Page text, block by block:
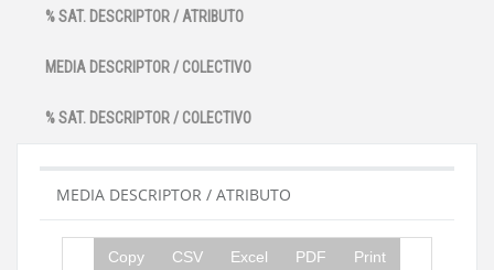
% SAT. DESCRIPTOR / ATRIBUTO
MEDIA DESCRIPTOR / COLECTIVO
% SAT. DESCRIPTOR / COLECTIVO
MEDIA DESCRIPTOR / ATRIBUTO
Copy CSV Excel PDF Print